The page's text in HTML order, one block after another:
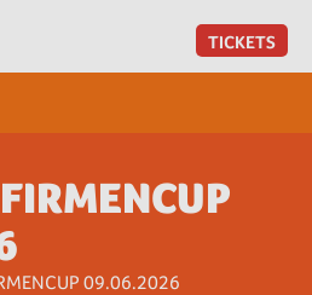
TICKETS
09.06.2026